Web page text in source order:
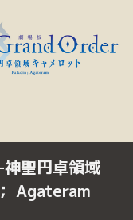
聖円卓領域
Agateram